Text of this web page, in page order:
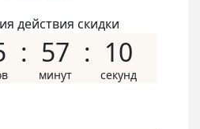
действия скидки
57 09